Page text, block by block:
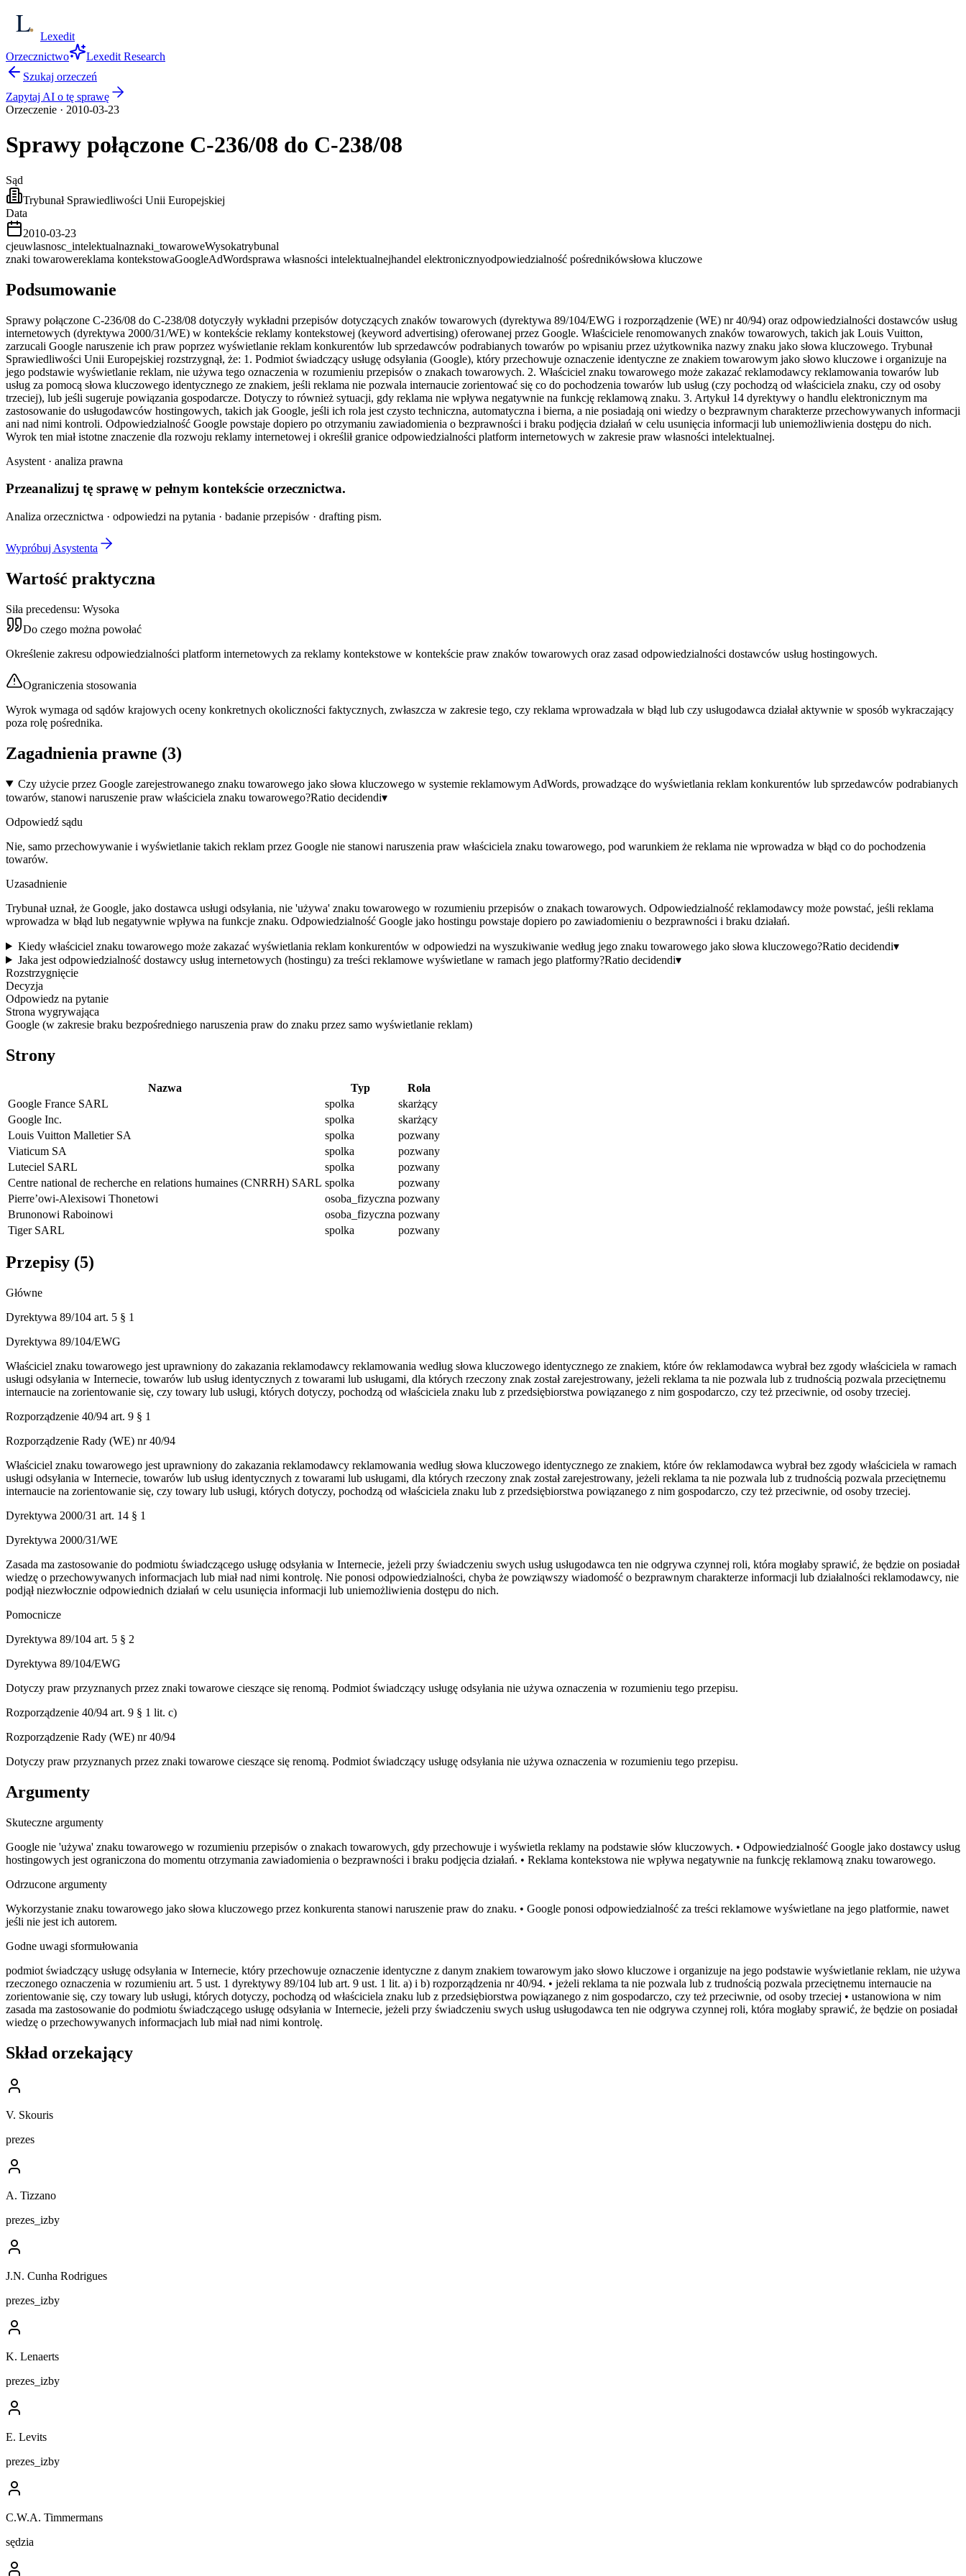
Lexedit
Orzecznictwo
Lexedit Research
Szukaj orzeczeń
Zapytaj AI o tę sprawę
Orzeczenie · 2010-03-23
Sprawy połączone C-236/08 do C-238/08
Sąd
Trybunał Sprawiedliwości Unii Europejskiej
Data
2010-03-23
cjeuwlasnosc_intelektualnaznaki_towaroweWysokatrybunal
znaki towarowereklama kontekstowaGoogleAdWordsprawa własności intelektualnejhandel elektronicznyodpowiedzialność pośrednikówsłowa kluczowe
Podsumowanie
Sprawy połączone C-236/08 do C-238/08 dotyczyły wykładni przepisów dotyczących znaków towarowych (dyrektywa 89/104/EWG i rozporządzenie (WE) nr 40/94) oraz odpowiedzialności dostawców usług
internetowych (dyrektywa 2000/31/WE) w kontekście reklamy kontekstowej (keyword advertising) oferowanej przez Google. Właściciele renomowanych znaków towarowych, takich jak Louis Vuitton,
zarzucali Google naruszenie ich praw poprzez wyświetlanie reklam konkurentów lub sprzedawców podrabianych towarów po wpisaniu przez użytkownika nazwy znaku jako słowa kluczowego. Trybunał
Sprawiedliwości Unii Europejskiej rozstrzygnął, że: 1. Podmiot świadczący usługę odsyłania (Google), który przechowuje oznaczenie identyczne ze znakiem towarowym jako słowo kluczowe i organizuje na
jego podstawie wyświetlanie reklam, nie używa tego oznaczenia w rozumieniu przepisów o znakach towarowych. 2. Właściciel znaku towarowego może zakazać reklamodawcy reklamowania towarów lub
usług za pomocą słowa kluczowego identycznego ze znakiem, jeśli reklama nie pozwala internaucie zorientować się co do pochodzenia towarów lub usług (czy pochodzą od właściciela znaku, czy od osoby
trzeciej), lub jeśli sugeruje powiązania gospodarcze. Dotyczy to również sytuacji, gdy reklama nie wpływa negatywnie na funkcję reklamową znaku. 3. Artykuł 14 dyrektywy o handlu elektronicznym ma
zastosowanie do usługodawców hostingowych, takich jak Google, jeśli ich rola jest czysto techniczna, automatyczna i bierna, a nie posiadają oni wiedzy o bezprawnym charakterze przechowywanych informacji
ani nad nimi kontroli. Odpowiedzialność Google powstaje dopiero po otrzymaniu zawiadomienia o bezprawności i braku podjęcia działań w celu usunięcia informacji lub uniemożliwienia dostępu do nich.
Wyrok ten miał istotne znaczenie dla rozwoju reklamy internetowej i określił granice odpowiedzialności platform internetowych w zakresie praw własności intelektualnej.
Asystent · analiza prawna
Przeanalizuj tę sprawę w pełnym kontekście orzecznictwa.
Analiza orzecznictwa · odpowiedzi na pytania · badanie przepisów · drafting pism.
Wypróbuj Asystenta
Wartość praktyczna
Siła precedensu: Wysoka
Do czego można powołać
Określenie zakresu odpowiedzialności platform internetowych za reklamy kontekstowe w kontekście praw znaków towarowych oraz zasad odpowiedzialności dostawców usług hostingowych.
Ograniczenia stosowania
Wyrok wymaga od sądów krajowych oceny konkretnych okoliczności faktycznych, zwłaszcza w zakresie tego, czy reklama wprowadzała w błąd lub czy usługodawca działał aktywnie w sposób wykraczający
poza rolę pośrednika.
Zagadnienia prawne (3)
Czy użycie przez Google zarejestrowanego znaku towarowego jako słowa kluczowego w systemie reklamowym AdWords, prowadzące do wyświetlania reklam konkurentów lub sprzedawców podrabianych
towarów, stanowi naruszenie praw właściciela znaku towarowego?Ratio decidendi▾
Odpowiedź sądu
Nie, samo przechowywanie i wyświetlanie takich reklam przez Google nie stanowi naruszenia praw właściciela znaku towarowego, pod warunkiem że reklama nie wprowadza w błąd co do pochodzenia
towarów.
Uzasadnienie
Trybunał uznał, że Google, jako dostawca usługi odsyłania, nie 'używa' znaku towarowego w rozumieniu przepisów o znakach towarowych. Odpowiedzialność reklamodawcy może powstać, jeśli reklama
wprowadza w błąd lub negatywnie wpływa na funkcje znaku. Odpowiedzialność Google jako hostingu powstaje dopiero po zawiadomieniu o bezprawności i braku działań.
Kiedy właściciel znaku towarowego może zakazać wyświetlania reklam konkurentów w odpowiedzi na wyszukiwanie według jego znaku towarowego jako słowa kluczowego?Ratio decidendi▾
Jaka jest odpowiedzialność dostawcy usług internetowych (hostingu) za treści reklamowe wyświetlane w ramach jego platformy?Ratio decidendi▾
Rozstrzygnięcie
Decyzja
Odpowiedz na pytanie
Strona wygrywająca
Google (w zakresie braku bezpośredniego naruszenia praw do znaku przez samo wyświetlanie reklam)
Strony
Nazwa Typ
Rola
Google France SARL
spolka
skarżący
Google Inc.
spolka
skarżący
Louis Vuitton Malletier SA
spolka
pozwany
Viaticum SA
spolka
pozwany
Luteciel SARL
spolka
pozwany
Centre national de recherche en relations humaines (CNRRH) SARL spolka
pozwany
Pierre’owi-Alexisowi Thonetowi
osoba_fizyczna pozwany
Brunonowi Raboinowi
osoba_fizyczna pozwany
Tiger SARL
spolka pozwany
Przepisy (5)
Główne
Dyrektywa 89/104 art. 5 § 1
Dyrektywa 89/104/EWG
Właściciel znaku towarowego jest uprawniony do zakazania reklamodawcy reklamowania według słowa kluczowego identycznego ze znakiem, które ów reklamodawca wybrał bez zgody właściciela w ramach
usługi odsyłania w Internecie, towarów lub usług identycznych z towarami lub usługami, dla których rzeczony znak został zarejestrowany, jeżeli reklama ta nie pozwala lub z trudnością pozwala przeciętnemu
internaucie na zorientowanie się, czy towary lub usługi, których dotyczy, pochodzą od właściciela znaku lub z przedsiębiorstwa powiązanego z nim gospodarczo, czy też przeciwnie, od osoby trzeciej.
Rozporządzenie 40/94 art. 9 § 1
Rozporządzenie Rady (WE) nr 40/94
Właściciel znaku towarowego jest uprawniony do zakazania reklamodawcy reklamowania według słowa kluczowego identycznego ze znakiem, które ów reklamodawca wybrał bez zgody właściciela w ramach
usługi odsyłania w Internecie, towarów lub usług identycznych z towarami lub usługami, dla których rzeczony znak został zarejestrowany, jeżeli reklama ta nie pozwala lub z trudnością pozwala przeciętnemu
internaucie na zorientowanie się, czy towary lub usługi, których dotyczy, pochodzą od właściciela znaku lub z przedsiębiorstwa powiązanego z nim gospodarczo, czy też przeciwnie, od osoby trzeciej.
Dyrektywa 2000/31 art. 14 § 1
Dyrektywa 2000/31/WE
Zasada ma zastosowanie do podmiotu świadczącego usługę odsyłania w Internecie, jeżeli przy świadczeniu swych usług usługodawca ten nie odgrywa czynnej roli, która mogłaby sprawić, że będzie on posiadał
wiedzę o przechowywanych informacjach lub miał nad nimi kontrolę. Nie ponosi odpowiedzialności, chyba że powziąwszy wiadomość o bezprawnym charakterze informacji lub działalności reklamodawcy, nie
podjął niezwłocznie odpowiednich działań w celu usunięcia informacji lub uniemożliwienia dostępu do nich.
Pomocnicze
Dyrektywa 89/104 art. 5 § 2
Dyrektywa 89/104/EWG
Dotyczy praw przyznanych przez znaki towarowe cieszące się renomą. Podmiot świadczący usługę odsyłania nie używa oznaczenia w rozumieniu tego przepisu.
Rozporządzenie 40/94 art. 9 § 1 lit. c)
Rozporządzenie Rady (WE) nr 40/94
Dotyczy praw przyznanych przez znaki towarowe cieszące się renomą. Podmiot świadczący usługę odsyłania nie używa oznaczenia w rozumieniu tego przepisu.
Argumenty
Skuteczne argumenty
Google nie 'używa' znaku towarowego w rozumieniu przepisów o znakach towarowych, gdy przechowuje i wyświetla reklamy na podstawie słów kluczowych. • Odpowiedzialność Google jako dostawcy usług
hostingowych jest ograniczona do momentu otrzymania zawiadomienia o bezprawności i braku podjęcia działań. • Reklama kontekstowa nie wpływa negatywnie na funkcję reklamową znaku towarowego.
Odrzucone argumenty
Wykorzystanie znaku towarowego jako słowa kluczowego przez konkurenta stanowi naruszenie praw do znaku. • Google ponosi odpowiedzialność za treści reklamowe wyświetlane na jego platformie, nawet
jeśli nie jest ich autorem.
Godne uwagi sformułowania
podmiot świadczący usługę odsyłania w Internecie, który przechowuje oznaczenie identyczne z danym znakiem towarowym jako słowo kluczowe i organizuje na jego podstawie wyświetlanie reklam, nie używa
rzeczonego oznaczenia w rozumieniu art. 5 ust. 1 dyrektywy 89/104 lub art. 9 ust. 1 lit. a) i b) rozporządzenia nr 40/94. • jeżeli reklama ta nie pozwala lub z trudnością pozwala przeciętnemu internaucie na
zorientowanie się, czy towary lub usługi, których dotyczy, pochodzą od właściciela znaku lub z przedsiębiorstwa powiązanego z nim gospodarczo, czy też przeciwnie, od osoby trzeciej • ustanowiona w nim
zasada ma zastosowanie do podmiotu świadczącego usługę odsyłania w Internecie, jeżeli przy świadczeniu swych usług usługodawca ten nie odgrywa czynnej roli, która mogłaby sprawić, że będzie on posiadał
wiedzę o przechowywanych informacjach lub miał nad nimi kontrolę.
Skład orzekający
V. Skouris
prezes
A. Tizzano
prezes_izby
J.N. Cunha Rodrigues
prezes_izby
K. Lenaerts
prezes_izby
E. Levits
prezes_izby
C.W.A. Timmermans
sędzia